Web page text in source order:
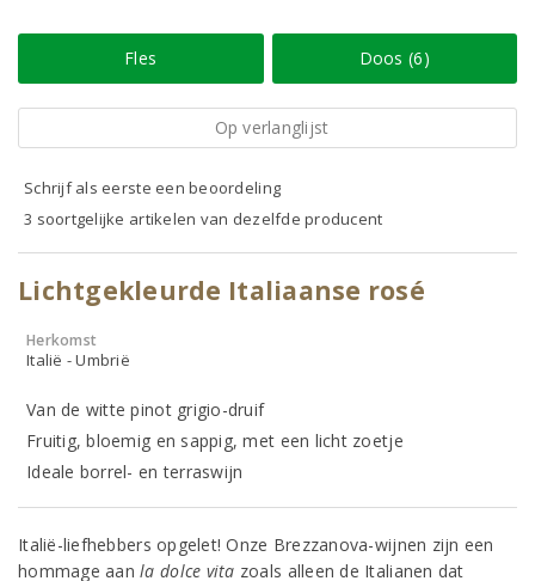
Fles Doos (6)
Op verlanglijst
Schrijf als eerste een beoordeling
3 soortgelijke artikelen van dezelfde producent
Lichtgekleurde Italiaanse rosé
Herkomst
Italië - Umbrië
Van de witte pinot grigio-druif
Fruitig, bloemig en sappig, met een licht zoetje
Ideale borrel- en terraswijn
Italië-liefhebbers opgelet! Onze Brezzanova-wijnen zijn een
hommage aanla dolce vita zoals alleen de Italianen dat